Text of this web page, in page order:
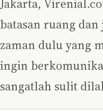
Jakarta,
batasan ruang
zaman dulu yang
ingin
sangatlah sulit